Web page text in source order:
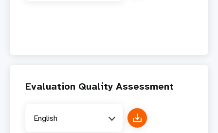
Evaluation Quality Assessment
English